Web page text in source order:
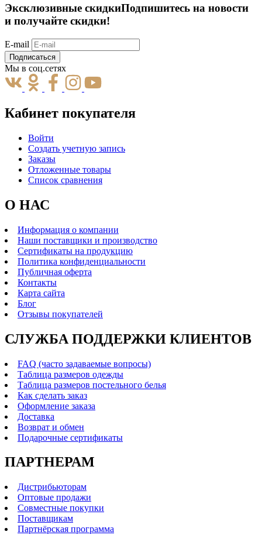
Эксклюзивные скидкиПодпишитесь на новости
и получайте скидки!
E-mail
Подписаться
Мы в соц.сетях
Кабинет покупателя
Войти
Создать учетную запись
Заказы
Отложенные товары
Список сравнения
О НАС
Информация о компании
Наши поставщики и производство
Сертификаты на продукцию
Политика конфиденциальности
Публичная оферта
Контакты
Карта сайта
Блог
Отзывы покупателей
СЛУЖБА ПОДДЕРЖКИ КЛИЕНТОВ
FAQ (часто задаваемые вопросы)
Таблица размеров одежды
Таблица размеров постельного белья
Как сделать заказ
Оформление заказа
Доставка
Возврат и обмен
Подарочные сертификаты
ПАРТНЕРАМ
Дистрибьюторам
Оптовые продажи
Совместные покупки
Поставщикам
Партнёрская программа